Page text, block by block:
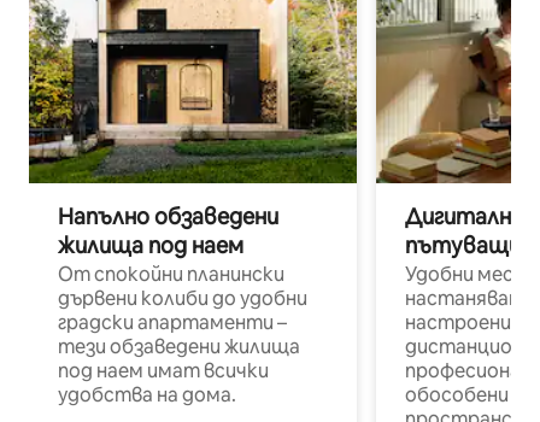
Напълно обзаведени
жилища под наем
От спокойни планински
дървени колиби до удобни
градски апартаменти –
тези обзаведени жилища
под наем имат всички
удобства на дома.
Дигитални
пътуващи
Удобни
настаняване
настроени и
обособени